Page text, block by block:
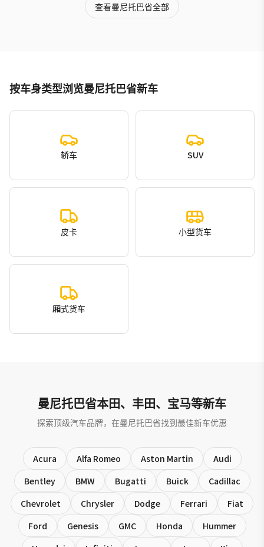
查看曼尼托巴省全部
按车身类型浏览曼尼托巴省新车
轿车 SUV
皮卡 小型货车
厢式货车
曼尼托巴省本田、丰田、宝马等新车
探索顶级汽车品牌，在曼尼托巴省找到最佳新车优惠
Acura Alfa Romeo Aston Martin
Audi
Bentley
BMW Bugatti Buick
Cadillac
Chevrolet
Chrysler Dodge Ferrari
Fiat
Ford
Genesis GMC Honda
Hummer